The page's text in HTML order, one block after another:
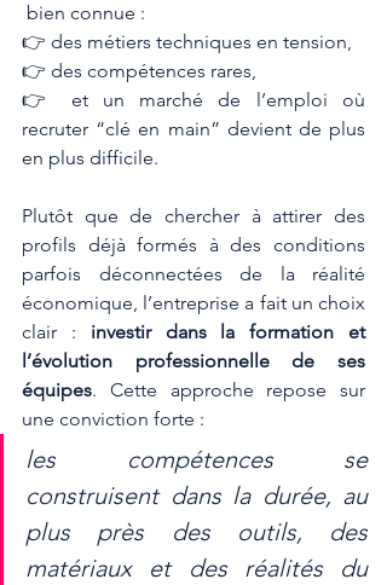
bien connue :
👉 des métiers techniques en tension,
👉 des compétences rares,
👉 et un marché de l’emploi où
recruter “clé en main” devient de plus
en plus difficile.
Plutôt que de chercher à attirer des
profils déjà formés à des conditions
parfois déconnectées de la réalité
économique, l’entreprise a fait un choix
clair : investir dans la formation et
l’évolution professionnelle de ses
équipes. Cette approche repose sur
une conviction forte :
les compétences se
construisent dans la durée, au
plus près des outils, des
matériaux et des réalités du